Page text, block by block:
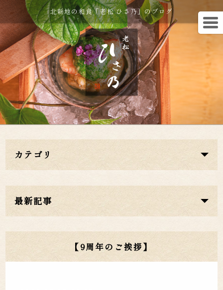
北新地の和食「老松 ひさ乃」のブログ
カテゴリ
最新記事
【9周年のご挨拶】